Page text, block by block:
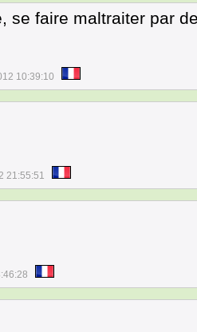
se faire maltraiter par
10:39:10
21:55:51